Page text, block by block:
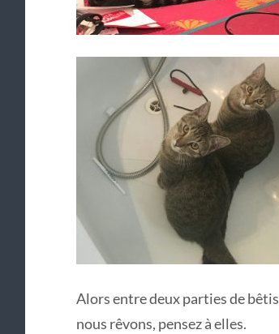
Alors entre deux parties de
nous rêvons, pensez à elles.